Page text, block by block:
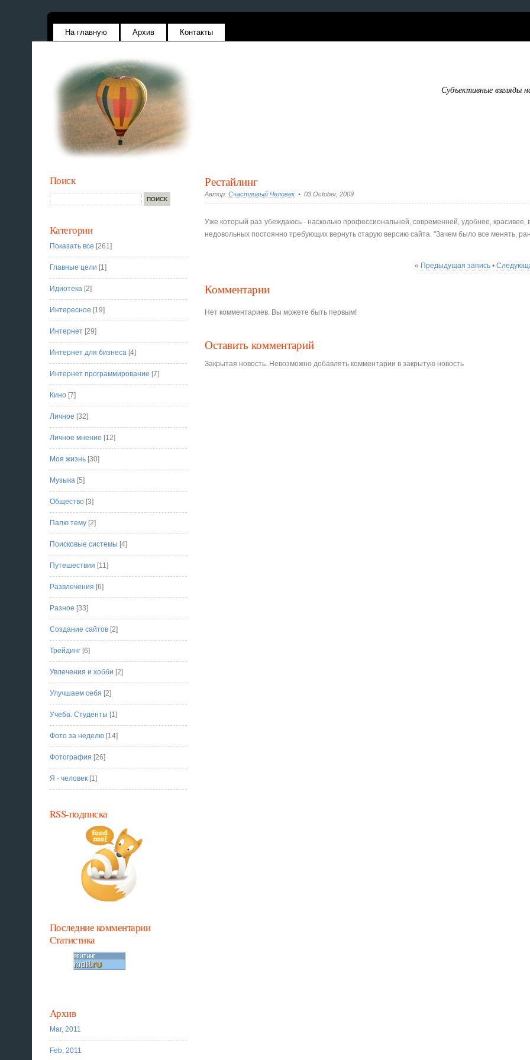
На главную Архив Контакты
Субъективные взгляды
Рестайлинг
Автор:Счастливый Человек• 03 October, 2009
Уже который раз убеждаюсь - насколько профессиональней, современней, удобнее,
недовольных постоянно требующих вернуть старую версию сайта. "Зачем было все менять,
« Предыдущая запись•
Комментарии
Нет комментариев. Вы можете быть первым!
Оставить комментарий
Закрытая новость. Невозможно добавлять комментарии в закрытую новость
Поиск
Категории
Показать все [261]
Главные цели [1]
Идиотека[2]
Интересное [19]
Интернет[29]
Интернет для бизнеса[4]
Интернет программирование [7]
Кино[7]
Личное [32]
Личное мнение [12]
Моя жизнь[30]
Музыка[5]
Общество[3]
Палю тему[2]
Поисковые системы [4]
Путешествия [11]
Развлечения [6]
Разное [33]
Создание сайтов[2]
Трейдинг[6]
Увлечения и хобби [2]
Улучшаем себя [2]
Учеба. Студенты [1]
Фото за неделю[14]
Фотография [26]
Я - человек[1]
RSS-подписка
Последние комментарии
Статистика
Архив
Mar, 2011
Feb, 2011